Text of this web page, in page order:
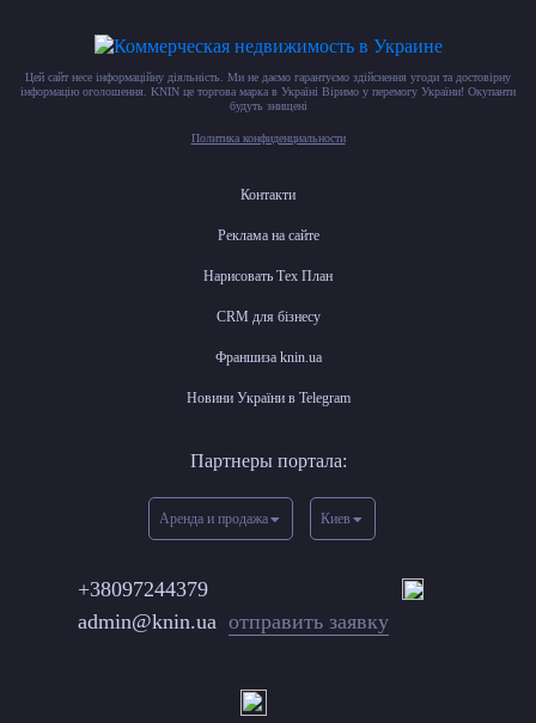
Цей сайт несе інформаційну діяльність. Ми не даємо гарантуємо здійснення угоди та достовірну
інформацію оголошення. KNIN це торгова марка в Україні Віримо у перемогу України! Окупанти
будуть знищені
Политика конфиденциальности
Контакти
Реклама на сайте
Нарисовать Тех План
CRM для бізнесу
Франшиза knin.ua
Новини України в Telegram
Партнеры портала:
Аренда и продажа Киев
+38097244379
admin@knin.ua отправить заявку